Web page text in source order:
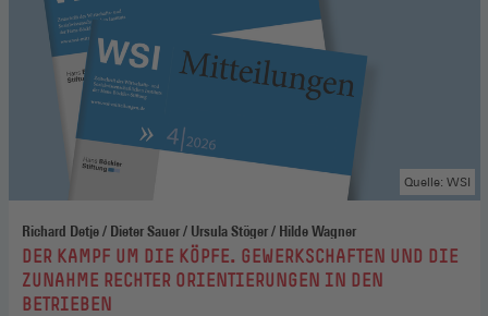
Richard Detje / Dieter Sauer / Ursula Stöger / Hilde Wagner
:DER KAMPF UM DIE KÖPFE. GEWERKSCHAFTEN UND DIE
ZUNAHME RECHTER ORIENTIERUNGEN IN DEN
BETRIEBEN
Quelle: WSI